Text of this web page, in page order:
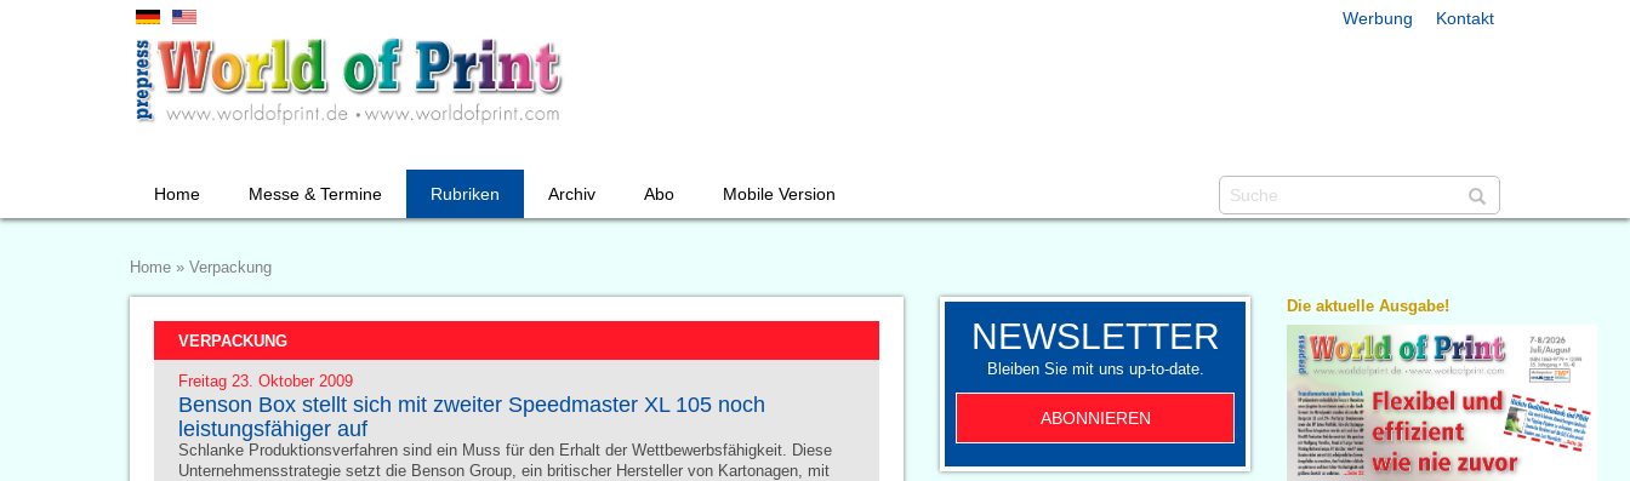
Werbung Kontakt
Home Messe & Termine Rubriken Archiv Abo Mobile Version
Home » Verpackung
VERPACKUNG
Freitag 23. Oktober 2009
Benson Box stellt sich mit zweiter Speedmaster XL 105 noch
leistungsfähiger auf
Schlanke Produktionsverfahren sind ein Muss für den Erhalt der Wettbewerbsfähigkeit. Diese
Unternehmensstrategie setzt die Benson Group, ein britischer Hersteller von Kartonagen, mit
NEWSLETTER
Bleiben Sie mit uns up-to-date.
ABONNIEREN
Die aktuelle Ausgabe!